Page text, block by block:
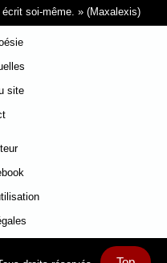
soi-même. (Maxalexis)
site